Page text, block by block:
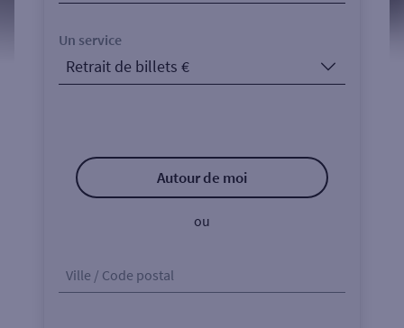
Un service
Autour de moi
ou
Ville / Code postal